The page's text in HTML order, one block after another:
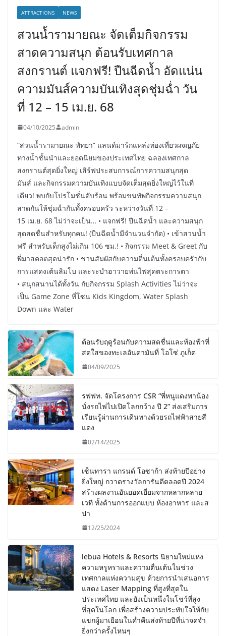
ATTRACTIONS NEWS
สวนน้ำรามายณะ จัดเต็มกิจกรรม
สาดความสนุก ต้อนรับเทศกาล
สงกรานต์ แจกฟรี! ปืนฉีดน้ำ อัดแน่น
ความมันส์ความบันเทิงสุดชุ่มฉ่ำ วัน
ที่ 12 – 15 เม.ย. 68
04/10/2025 admin
“สวนน้ำรามายณะ พัทยา” แลนด์มาร์กแหล่งท่องเที่ยวผจญภัย
ทางน้ำชั้นนำและยอดนิยมของประเทศไทย ฉลองเทศกาล
สงกรานต์สุดยิ่งใหญ่ เสิร์ฟประสบการณ์การความสนุกสุด
มันส์ และกิจกรรมความบันเทิงแบบจัดเต็มสุดยิ่งใหญ่ไว้ในที่
เดียว! พบกับโปรโมชั่นดับร้อน พร้อมขนทัพกิจกรรมความสนุก
สาดกันให้ชุ่มฉ่ำกันทั้งครอบครัว ระหว่างวันที่ 12 –
15 เม.ย. 68 ไม่ว่าจะเป็น… • แจกฟรี! ปืนฉีดน้ำ และความสนุก
สุดสดชื่นสำหรับทุกคน! (ปืนฉีดน้ำมีจำนวนจำกัด) • เข้าสวนน้ำ
ฟรี สำหรับเด็กสูงไม่เกิน 106 ซม.! • กิจกรรม Meet & Greet กับ
พี่มาสคอตสุดน่ารัก • ชวนสัมผัสกับความตื่นเต้นทั้งครอบครัวกับ
การแสดงเต้นลิมโบ และระบำฮาวายพ่นไฟสุดตระการตา
• สนุกสนานได้ทั้งวัน กับกิจกรรม Splash Activities ไม่ว่าจะ
เป็น Game Zone ที่โซน Kids Kingdom, Water Splash
Down และ Water
ต้อนรับฤดูร้อนกับความสดชื่นและท้องฟ้าที่
สดใสของทะเลอันดามันที่ โอโซ่ ภูเก็ต
04/09/2025
รฟฟท. จัดโครงการ CSR “พี่หนูแดงพาน้อง
นั่งรถไฟไปเปิดโลกกว้าง ปี 2” ส่งเสริมการ
เรียนรู้ผ่านการเดินทางด้วยรถไฟฟ้าสายสี
แดง
02/14/2025
เซ็นทารา แกรนด์ โอซาก้า ส่งท้ายปีอย่าง
ยิ่งใหญ่ กวาดรางวัลการันตีตลอดปี 2024
สร้างผลงานอันยอดเยี่ยมจากหลากหลาย
เวที ทั้งด้านการออกแบบ ห้องอาหาร และส
ปา
12/25/2024
lebua Hotels & Resorts นิยามใหม่แห่ง
ความหรูหราและความตื่นเต้นในช่วง
เทศกาลแห่งความสุข ด้วยการนำเสนอการ
แสดง Laser Mapping ที่สูงที่สุดใน
ประเทศไทย และยังเป็นหนึ่งในโชว์ที่สูง
ที่สุดในโลก เพื่อสร้างความประทับใจให้กับ
แขกผู้มาเยือนในค่ำคืนส่งท้ายปีที่น่าจดจำ
ยิ่งกว่าครั้งไหนๆ